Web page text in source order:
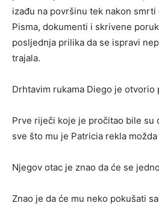
izađu na površinu tek nakon smrti
Pisma, dokumenti i skrivene
posljednja prilika da se ispravi
trajala.
Drhtavim rukama Diego je otvorio
Prve riječi koje je pročitao bile su
sve što mu je Patricia rekla
Njegov otac je znao da će se
Znao je da će mu neko pokušati